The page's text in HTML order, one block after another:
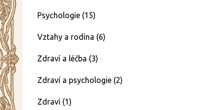
Psychologie (15)
Vztahy a rodina (6)
Zdraví a léčba (3)
Zdraví a psychologie (2)
Zdraví (1)